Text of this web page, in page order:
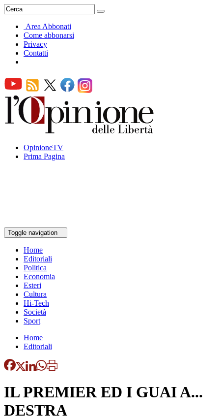
Area Abbonati
Come abbonarsi
Privacy
Contatti
OpinioneTV
Prima Pagina
Toggle navigation
Home
Editoriali
Politica
Economia
Esteri
Cultura
Hi-Tech
Società
Sport
Home
Editoriali
IL PREMIER ED I GUAI A...
DESTRA